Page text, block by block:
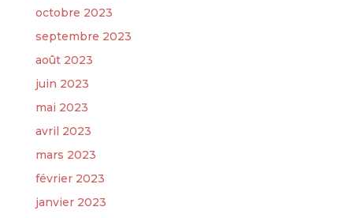
octobre 2023
septembre 2023
août 2023
juin 2023
mai 2023
avril 2023
mars 2023
février 2023
janvier 2023